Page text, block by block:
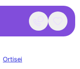
Contact
Ortisei